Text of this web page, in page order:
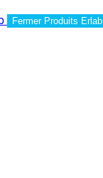
Fermer Produits Erlab